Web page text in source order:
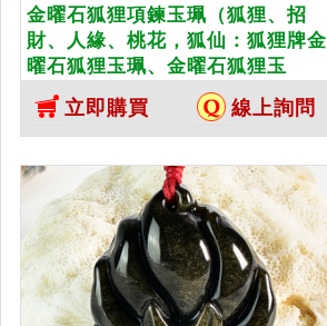
金曜石狐狸項鍊玉珮（狐狸、招
財、人緣、桃花，狐仙：狐狸牌金
曜石狐狸玉珮、金曜石狐狸玉
墜）。金曜石狐狸，FX075。客製
化訂做各種金曜石狐狸吊墜玉珮項
鍊。★附東方翡翠寶石保證
立即購買 線上詢問